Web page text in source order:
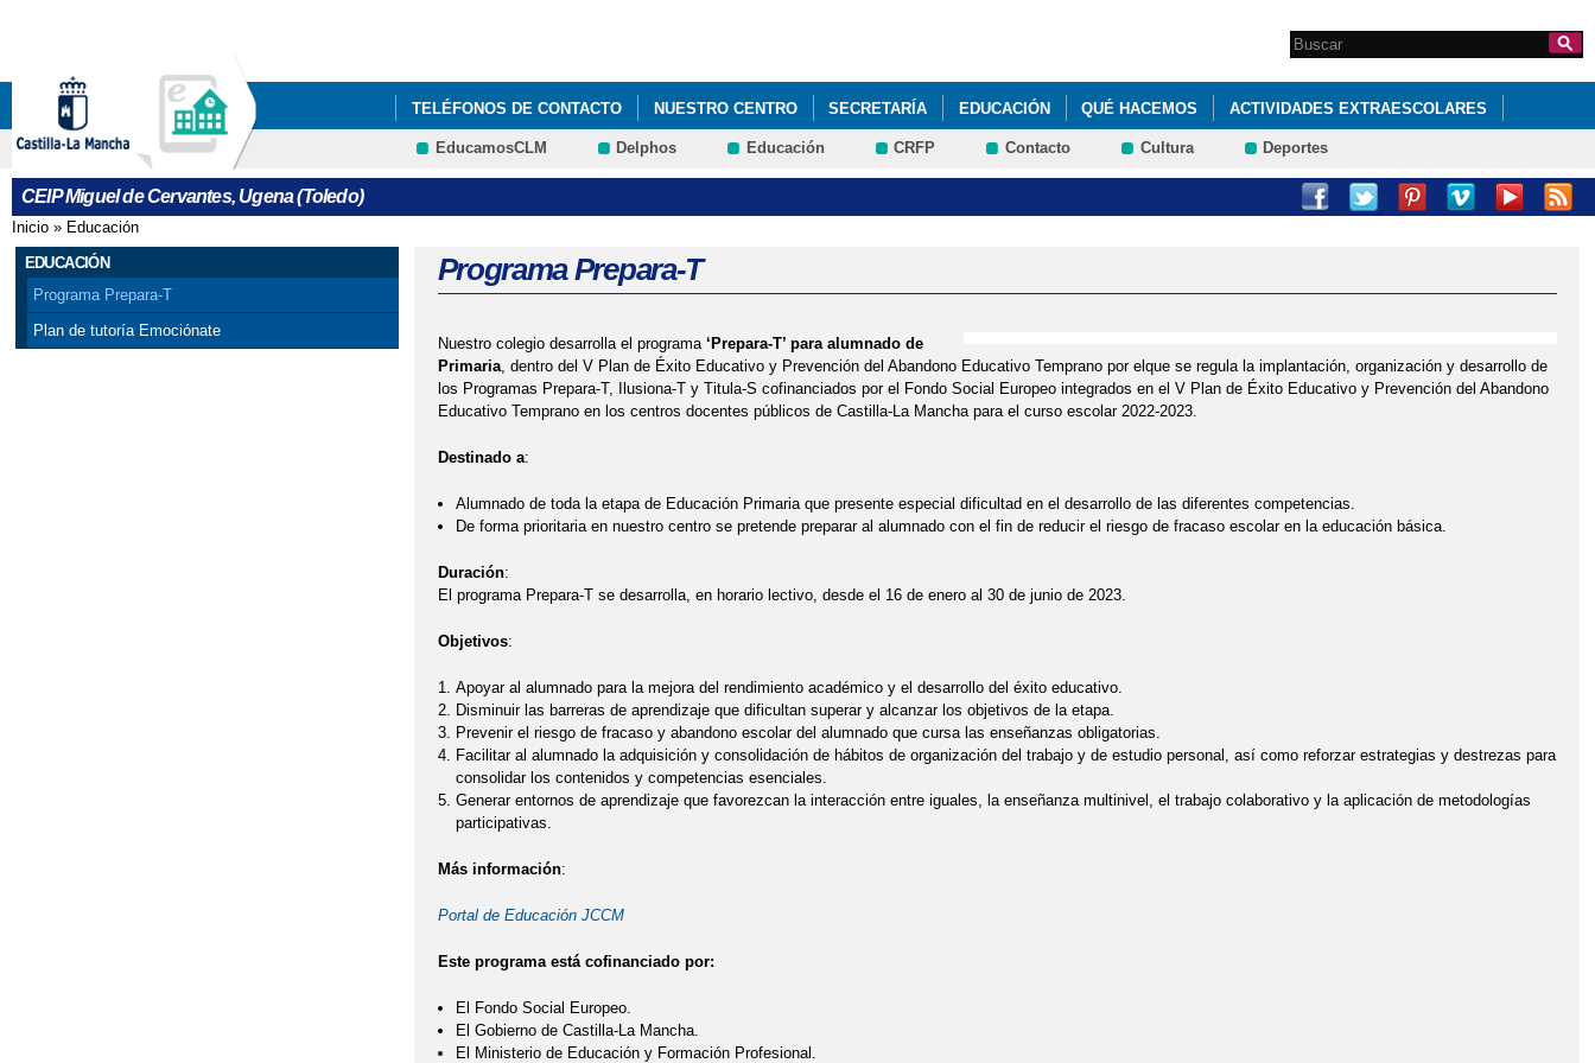
Formulario de
búsqueda
Search this site
TELÉFONOS DE CONTACTO NUESTRO CENTRO SECRETARÍA EDUCACIÓN QUÉ HACEMOS ACTIVIDADES EXTRAESCOLARES
TABLÓN DE ANUNCIOS TRANSPORTE PADLET 4º DE PRIMARIA. RECURSOS Y JUEGOS PARA REPASAR CONTENIDOS DE 4º DE PRIMARIA.
EducamosCLM Delphos Educación CRFP Contacto Cultura Deportes
CEIP Miguel de Cervantes, Ugena (Toledo)
Se encuentra usted aquí
Inicio » Educación
EDUCACIÓN
Programa Prepara-T
Plan de tutoría Emociónate
Programa Prepara-T
Nuestro colegio desarrolla el programa ‘Prepara-T’ para alumnado de
Primaria, dentro del V Plan de Éxito Educativo y Prevención del Abandono Educativo Temprano por elque se regula la implantación, organización y desarrollo de
los Programas Prepara-T, Ilusiona-T y Titula-S cofinanciados por el Fondo Social Europeo integrados en el V Plan de Éxito Educativo y Prevención del Abandono
Educativo Temprano en los centros docentes públicos de Castilla-La Mancha para el curso escolar 2022-2023.
Destinado a:
Alumnado de toda la etapa de Educación Primaria que presente especial dificultad en el desarrollo de las diferentes competencias.
De forma prioritaria en nuestro centro se pretende preparar al alumnado con el fin de reducir el riesgo de fracaso escolar en la educación básica.
Duración:
El programa Prepara-T se desarrolla, en horario lectivo, desde el 16 de enero al 30 de junio de 2023.
Objetivos:
Apoyar al alumnado para la mejora del rendimiento académico y el desarrollo del éxito educativo.
Disminuir las barreras de aprendizaje que dificultan superar y alcanzar los objetivos de la etapa.
Prevenir el riesgo de fracaso y abandono escolar del alumnado que cursa las enseñanzas obligatorias.
Facilitar al alumnado la adquisición y consolidación de hábitos de organización del trabajo y de estudio personal, así como reforzar estrategias y destrezas para
consolidar los contenidos y competencias esenciales.
Generar entornos de aprendizaje que favorezcan la interacción entre iguales, la enseñanza multinivel, el trabajo colaborativo y la aplicación de metodologías
participativas.
Más información:
Portal de Educación JCCM
Este programa está cofinanciado por:
El Fondo Social Europeo.
El Gobierno de Castilla-La Mancha.
El Ministerio de Educación y Formación Profesional.